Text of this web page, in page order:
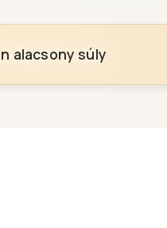
alacsony súly